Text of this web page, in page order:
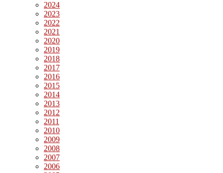
2024
2023
2022
2021
2020
2019
2018
2017
2016
2015
2014
2013
2012
2011
2010
2009
2008
2007
2006